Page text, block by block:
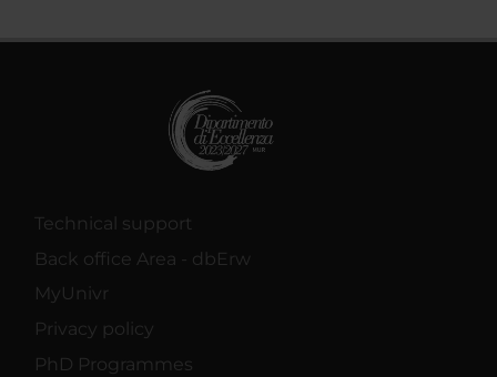
Technical support
Back office Area - dbErw
MyUnivr
Privacy policy
PhD Programmes